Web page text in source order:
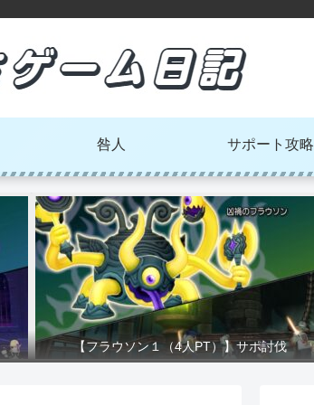
咎人 サポート攻略
【フラウソン１（4人PT）】サポ討伐